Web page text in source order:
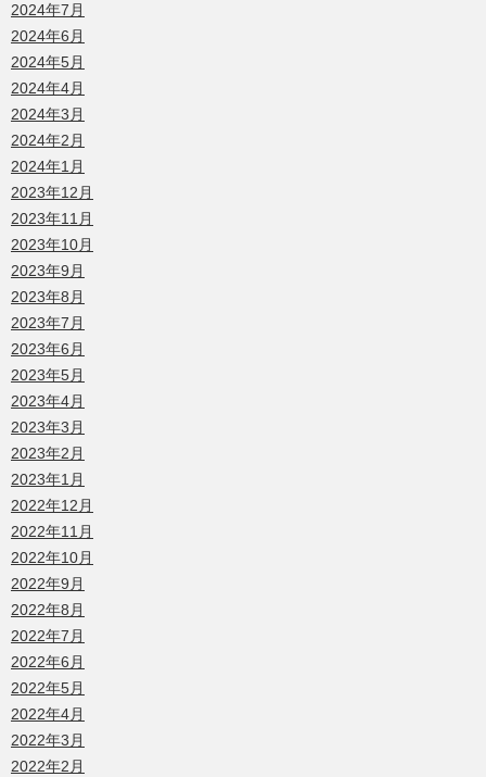
2024年7月
2024年6月
2024年5月
2024年4月
2024年3月
2024年2月
2024年1月
2023年12月
2023年11月
2023年10月
2023年9月
2023年8月
2023年7月
2023年6月
2023年5月
2023年4月
2023年3月
2023年2月
2023年1月
2022年12月
2022年11月
2022年10月
2022年9月
2022年8月
2022年7月
2022年6月
2022年5月
2022年4月
2022年3月
2022年2月